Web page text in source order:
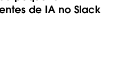
de IA no Slack